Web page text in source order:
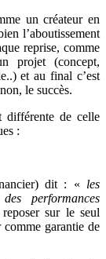
un créateur en
l’aboutissement
reprise, comme
projet (concept,
et au final c’est
le succès.
différente de celle
:
dit : « les
performances
sur le seul
comme garantie de